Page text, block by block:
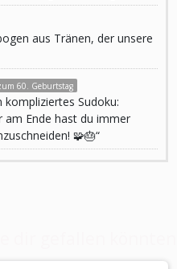
aus Tränen, der unsere
60. Geburtstag
kompliziertes Sudoku:
am Ende hast du immer
🧩🎂“